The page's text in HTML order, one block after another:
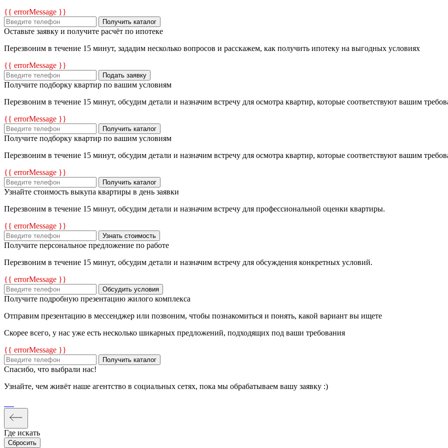
{{ errorMessage }}
Получить каталог
Оставьте заявку и получите расчёт по ипотеке
Перезвоним в течение 15 минут, зададим несколько вопросов и расскажем, как получить ипотеку на выгодных условиях
{{ errorMessage }}
Подать заявку
Получите подборку квартир по вашим условиям
Перезвоним в течение 15 минут, обсудим детали и назначим встречу для осмотра квартир, которые соответствуют вашим
{{ errorMessage }}
Получить каталог
Получите подборку квартир по вашим условиям
Перезвоним в течение 15 минут, обсудим детали и назначим встречу для осмотра квартир, которые соответствуют вашим
{{ errorMessage }}
Получить каталог
Узнайте стоимость выкупа квартиры в день заявки
Перезвоним в течение 15 минут, обсудим детали и назначим встречу для профессиональной оценки квартиры.
{{ errorMessage }}
Узнать стоимость
Получите персональное предложение по работе
Перезвоним в течение 15 минут, обсудим детали и назначим встречу для обсуждения конкретных условий.
{{ errorMessage }}
Обсудить условия
Получите подробную презентацию жилого комплекса
Отправим презентацию в мессенджер или позвоним, чтобы познакомиться и понять, какой вариант вы ищете
Скорее всего, у нас уже есть несколько шикарных предложений, подходящих под ваши требования
{{ errorMessage }}
Получить каталог
Спасибо, что выбрали нас!
Узнайте, чем живёт наше агентство в социальных сетях, пока мы обрабатываем вашу заявку :)
Где искать
Сбросить